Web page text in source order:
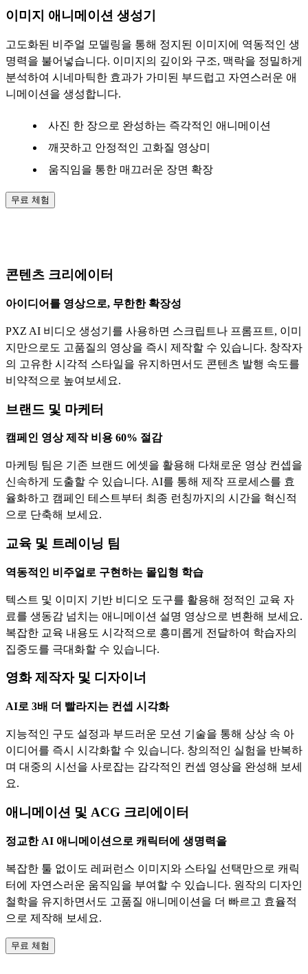
이미지 애니메이션 생성기
고도화된 비주얼 모델링을 통해 정지된 이미지에 역동적인 생
명력을 불어넣습니다. 이미지의 깊이와 구조, 맥락을 정밀하게
분석하여 시네마틱한 효과가 가미된 부드럽고 자연스러운 애
니메이션을 생성합니다.
사진 한 장으로 완성하는 즉각적인 애니메이션
깨끗하고 안정적인 고화질 영상미
움직임을 통한 매끄러운 장면 확장
무료 체험
콘텐츠 크리에이터
아이디어를 영상으로, 무한한 확장성
PXZ AI 비디오 생성기를 사용하면 스크립트나 프롬프트, 이미
지만으로도 고품질의 영상을 즉시 제작할 수 있습니다. 창작자
의 고유한 시각적 스타일을 유지하면서도 콘텐츠 발행 속도를
비약적으로 높여보세요.
브랜드 및 마케터
캠페인 영상 제작 비용 60% 절감
마케팅 팀은 기존 브랜드 에셋을 활용해 다채로운 영상 컨셉을
신속하게 도출할 수 있습니다. AI를 통해 제작 프로세스를 효
율화하고 캠페인 테스트부터 최종 런칭까지의 시간을 혁신적
으로 단축해 보세요.
교육 및 트레이닝 팀
역동적인 비주얼로 구현하는 몰입형 학습
텍스트 및 이미지 기반 비디오 도구를 활용해 정적인 교육 자
료를 생동감 넘치는 애니메이션 설명 영상으로 변환해 보세요.
복잡한 교육 내용도 시각적으로 흥미롭게 전달하여 학습자의
집중도를 극대화할 수 있습니다.
영화 제작자 및 디자이너
AI로 3배 더 빨라지는 컨셉 시각화
지능적인 구도 설정과 부드러운 모션 기술을 통해 상상 속 아
이디어를 즉시 시각화할 수 있습니다. 창의적인 실험을 반복하
며 대중의 시선을 사로잡는 감각적인 컨셉 영상을 완성해 보세
요.
애니메이션 및 ACG 크리에이터
정교한 AI 애니메이션으로 캐릭터에 생명력을
복잡한 툴 없이도 레퍼런스 이미지와 스타일 선택만으로 캐릭
터에 자연스러운 움직임을 부여할 수 있습니다. 원작의 디자인
철학을 유지하면서도 고품질 애니메이션을 더 빠르고 효율적
으로 제작해 보세요.
무료 체험